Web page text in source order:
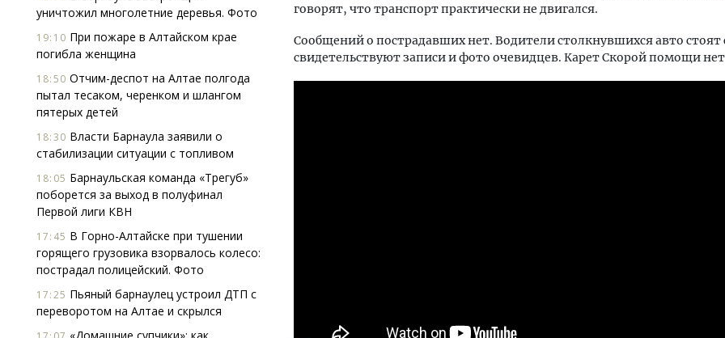
уничтожил многолетние деревья. Фото
19:10 При пожаре в Алтайском крае
погибла женщина
18:50 Отчим-деспот на Алтае полгода
пытал тесаком, черенком и шлангом
пятерых детей
18:30 Власти Барнаула заявили о
стабилизации ситуации с топливом
18:05 Барнаульская команда «Трегуб»
поборется за выход в полуфинал
Первой лиги КВН
17:45 В Горно-Алтайске при тушении
горящего грузовика взорвалось колесо:
пострадал полицейский. Фото
17:25 Пьяный барнаулец устроил ДТП с
переворотом на Алтае и скрылся
говорят, что транспорт практически не двигался.
Сообщений о пострадавших нет. Водители столкнувшихся авто стоят
свидетельствуют записи и фото очевидцев. Карет Скорой помощи